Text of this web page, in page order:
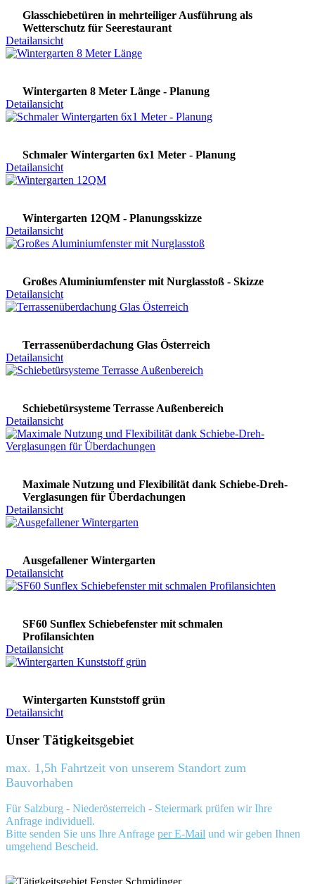
Glasschiebetüren in mehrteiliger Ausführung als
Wetterschutz für Seerestaurant
Detailansicht
Wintergarten 8 Meter Länge - Planung
Detailansicht
Schmaler Wintergarten 6x1 Meter - Planung
Detailansicht
Wintergarten 12QM - Planungsskizze
Detailansicht
Großes Aluminiumfenster mit Nurglasstoß - Skizze
Detailansicht
Terrassenüberdachung Glas Österreich
Detailansicht
Schiebetürsysteme Terrasse Außenbereich
Detailansicht
Maximale Nutzung und Flexibilität dank Schiebe-Dreh-
Verglasungen für Überdachungen
Detailansicht
Ausgefallener Wintergarten
Detailansicht
SF60 Sunflex Schiebefenster mit schmalen
Profilansichten
Detailansicht
Wintergarten Kunststoff grün
Detailansicht
Unser Tätigkeitsgebiet
max. 1,5h Fahrtzeit von unserem Standort zum
Bauvorhaben
Für Salzburg - Niederösterreich - Steiermark prüfen wir Ihre
Anfrage individuell.
Bitte senden Sie uns Ihre Anfrage per E-Mail und wir geben Ihnen
umgehend Bescheid.